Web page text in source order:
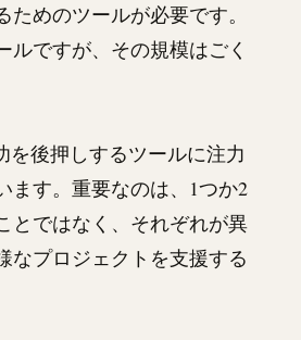
めのツールが必要です。
ですが、その規模はごく
を後押しするツールに注力
ます。重要なのは、1つか2
とではなく、それぞれが異
なプロジェクトを支援する